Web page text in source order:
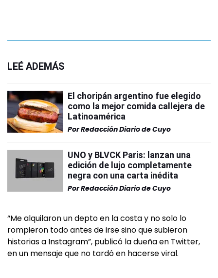
LEÉ ADEMÁS
El choripán argentino fue elegido
como la mejor comida callejera de
Latinoamérica
PorRedacción Diario de Cuyo
UNO y BLVCK Paris: lanzan una
edición de lujo completamente
negra con una carta inédita
PorRedacción Diario de Cuyo
“Me alquilaron un depto en la costa y no solo lo
rompieron todo antes de irse sino que subieron
historias a Instagram”, publicó la dueña en Twitter,
en un mensaje que no tardó en hacerse viral.